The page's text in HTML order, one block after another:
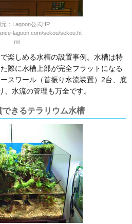
：Lagoon公式HP
lagoon.com/sekou/sekou.ht
ml
楽しめる水槽の設置事例。水槽は特
際に水槽上部が完全フラットになる
スワール（首振り水流装置）2台、底
水流の管理も万全です。
きるテラリウム水槽